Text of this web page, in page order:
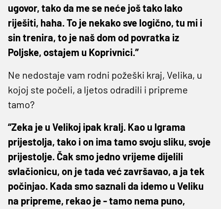
ugovor, tako da me se neće još tako lako
riješiti, haha. To je nekako sve logično, tu mi i
sin trenira, to je naš dom od povratka iz
Poljske, ostajem u Koprivnici.”
Ne nedostaje vam rodni požeški kraj, Velika, u
kojoj ste počeli, a ljetos odradili i pripreme
tamo?
“Zeka je u Velikoj ipak kralj. Kao u Igrama
prijestolja, tako i on ima tamo svoju sliku, svoje
prijestolje. Čak smo jedno vrijeme dijelili
svlačionicu, on je tada već završavao, a ja tek
počinjao. Kada smo saznali da idemo u Veliku
na pripreme, rekao je - tamo nema puno,